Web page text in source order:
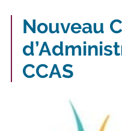
Nouveau
CCAS